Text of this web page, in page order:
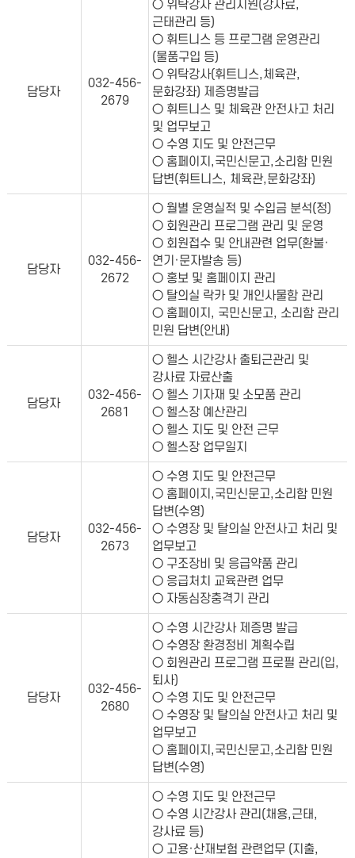
담당자
032-456-
2679
○ 위탁강사 관리지원(강사료,
근태관리 등)
○ 휘트니스 등 프로그램 운영관리
(물품구입 등)
○ 위탁강사(휘트니스,체육관,
문화강좌) 제증명발급
○ 휘트니스 및 체육관 안전사고 처리
및 업무보고
○ 수영 지도 및 안전근무
○ 홈페이지,국민신문고,소리함 민원
답변(휘트니스, 체육관,문화강좌)
담당자
032-456-
2672
○ 월별 운영실적 및 수입금 분석(정)
○ 회원관리 프로그램 관리 및 운영
○ 회원접수 및 안내관련 업무(환불·
연기·문자발송 등)
○ 홍보 및 홈페이지 관리
○ 탈의실 락카 및 개인사물함 관리
○ 홈페이지, 국민신문고, 소리함 관리
민원 답변(안내)
담당자
032-456-
2681
○ 헬스 시간강사 출퇴근관리 및
강사료 자료산출
○ 헬스 기자재 및 소모품 관리
○ 헬스장 예산관리
○ 헬스 지도 및 안전 근무
○ 헬스장 업무일지
담당자
032-456-
2673
○ 수영 지도 및 안전근무
○ 홈페이지,국민신문고,소리함 민원
답변(수영)
○ 수영장 및 탈의실 안전사고 처리 및
업무보고
○ 구조장비 및 응급약품 관리
○ 응급처치 교육관련 업무
○ 자동심장충격기 관리
담당자
032-456-
2680
○ 수영 시간강사 제증명 발급
○ 수영장 환경정비 계획수립
○ 회원관리 프로그램 프로필 관리(입,
퇴사)
○ 수영 지도 및 안전근무
○ 수영장 및 탈의실 안전사고 처리 및
업무보고
○ 홈페이지,국민신문고,소리함 민원
답변(수영)
○ 수영 지도 및 안전근무
○ 수영 시간강사 관리(채용,근태,
강사료 등)
○ 고용·산재보험 관련업무 (지출,